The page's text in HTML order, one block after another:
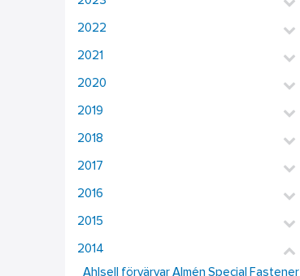
2022
2021
2020
2019
2018
2017
2016
2015
2014
Ahlsell förvärvar Almén Special Fastener